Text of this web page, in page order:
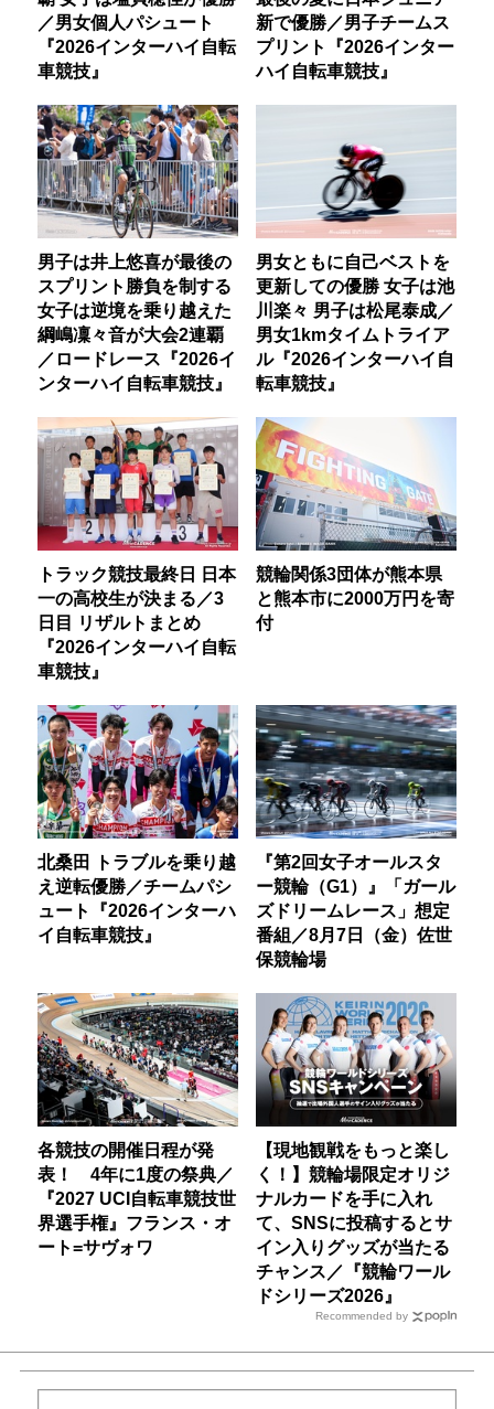
／男女個人パシュート
『2026インターハイ自転
車競技』
新で優勝／男子チームス
プリント『2026インター
ハイ自転車競技』
男子は井上悠喜が最後の
スプリント勝負を制する
女子は逆境を乗り越えた
綱嶋凜々音が大会2連覇
／ロードレース『2026イ
ンターハイ自転車競技』
男女ともに自己ベストを
更新しての優勝 女子は池
川楽々 男子は松尾泰成／
男女1kmタイムトライア
ル『2026インターハイ自
転車競技』
トラック競技最終日 日本
一の高校生が決まる／3
日目 リザルトまとめ
『2026インターハイ自転
車競技』
競輪関係3団体が熊本県
と熊本市に2000万円を寄
付
北桑田 トラブルを乗り越
え逆転優勝／チームパシ
ュート『2026インターハ
イ自転車競技』
『第2回女子オールスタ
ー競輪（G1）』「ガール
ズドリームレース」想定
番組／8月7日（金）佐世
保競輪場
各競技の開催日程が発
表！ 4年に1度の祭典／
『2027 UCI自転車競技世
界選手権』フランス・オ
ート=サヴォワ
【現地観戦をもっと楽し
く！】競輪場限定オリジ
ナルカードを手に入れ
て、SNSに投稿するとサ
イン入りグッズが当たる
チャンス／『競輪ワール
ドシリーズ2026』
Recommended by